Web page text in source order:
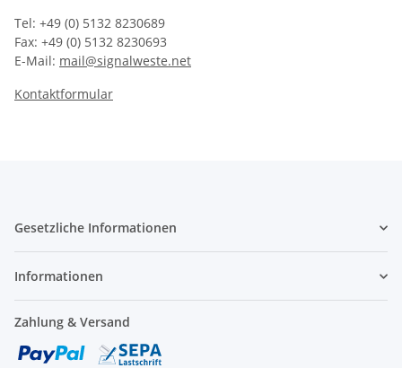
Tel: +49 (0) 5132 8230689
Fax: +49 (0) 5132 8230693
E-Mail: mail@signalweste.net
Kontaktformular
Gesetzliche Informationen
Informationen
Zahlung & Versand